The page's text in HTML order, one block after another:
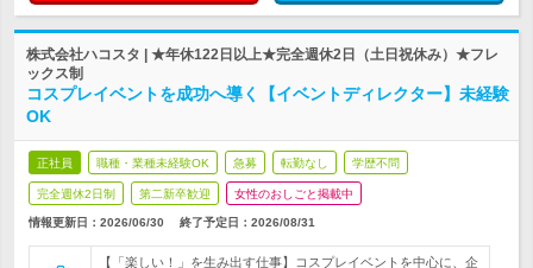
株式会社ハコスタ | ★年休122日以上★完全週休2日（土日祝休み）★フレ
ックス制
コスプレイベントを成功へ導く【イベントディレクター】未経験
OK
正社員 職種・業種未経験OK 急募 転勤なし 学歴不問
完全週休2日制 第二新卒歓迎 女性のおしごと掲載中
情報更新日：2026/06/30 終了予定日： 2026/08/31
【「楽しい！」を生み出す仕事】コスプレイベントを中心に、企